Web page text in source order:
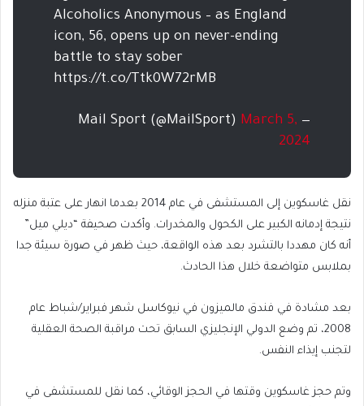
Alcoholics Anonymous – as England
icon, 56, opens up on never-ending
battle to stay sober
https://t.co/Ttk0W72rMB
— Mail Sport (@MailSport)
March 5,
2024
نقل غاسكوين إلى المستشفى في عام 2014 بعدما انهار على عتبة منزله
نتيجة إدمانه الكبير على الكحول والمخدرات. وأكدت صحيفة “ديلي ميل”
أنه كان مهددا بالتشرد بعد هذه الواقعة، حيث ظهر في صورة سيئة جدا
بملابس متواضعة خلال هذا الحادث.
بعد مشادة في فندق مالميزون في نيوكاسل شهر فبراير/شباط عام
2008، تم وضع الدولي الإنجليزي السابق تحت مراقبة الصحة العقلية
لتجنب إيذاء النفس.
وتم حجز غاسكوين وقتها في الحجز الوقائي، كما نقل للمستشفى في